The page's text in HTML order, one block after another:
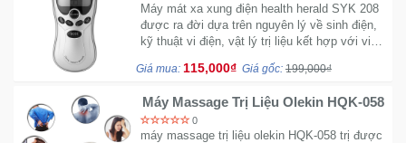
thanh
Máy mát xa xung điện health herald SYK 208
được ra đời dựa trên nguyên lý về sinh điện,
kỹ thuật vi điện, vật lý trị liệu kết hợp với việc
truyền
Giá mua: 115,000₫ Giá gốc: 199,000₫
Máy Massage Trị Liệu Olekin HQK-058
0
máy massage trị liệu olekin HQK-058 trị được